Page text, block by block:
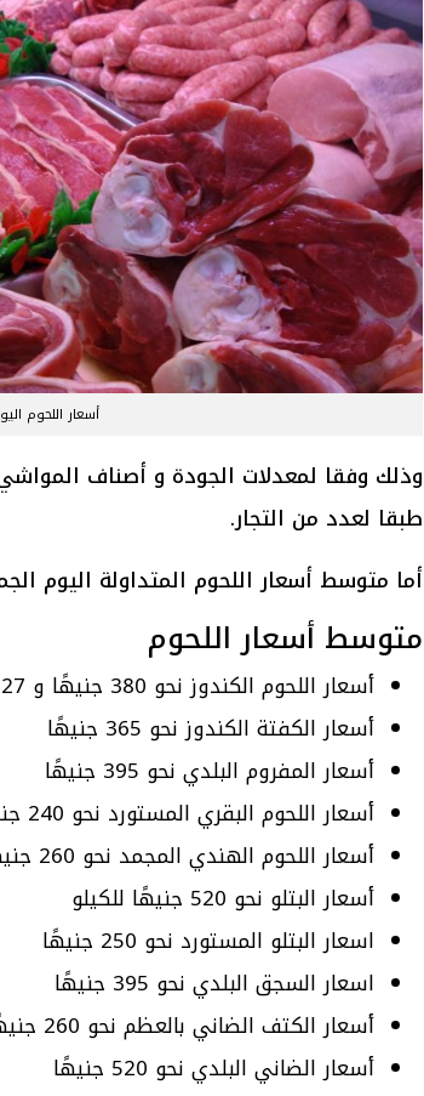
أسعار اللحوم
وذلك وفقا لمعدلات الجودة و أصناف
طبقا لعدد من التجار.
أما متوسط أسعار اللحوم المتداولة اليوم
متوسط أسعار اللحوم
أسعار اللحوم الكندوز نحو 380 جنيهًا و 527 جنيهًا للكيلو
أسعار الكفتة الكندوز نحو 365 جنيهًا
أسعار المفروم البلدي نحو 395 جنيهًا
أسعار اللحوم البقري المستورد نحو 240 جنيهًا للكيلو
أسعار اللحوم الهندي المجمد نحو 260 جنيهًا
أسعار البتلو نحو 520 جنيهًا للكيلو
اسعار البتلو المستورد نحو 250 جنيهًا
اسعار السجق البلدي نحو 395 جنيهًا
أسعار الكتف الضاني بالعظم نحو 260 جنيهًا
أسعار الضاني البلدي نحو 520 جنيهًا